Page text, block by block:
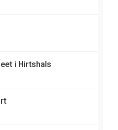
i Hirtshals